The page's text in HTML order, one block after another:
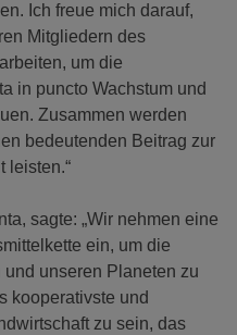
Ich freue mich darauf,
Mitgliedern des
um die
in puncto Wachstum und
Zusammen werden
bedeutenden Beitrag zur
leisten.“
sagte: „Wir nehmen eine
ein, um die
unseren Planeten zu
kooperativste und
zu sein, das